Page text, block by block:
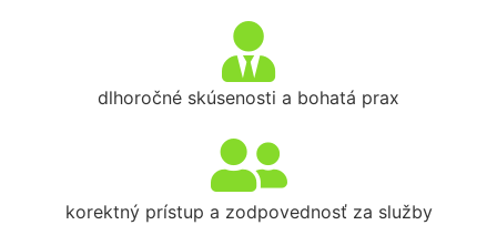
dlhoročné skúsenosti a bohatá prax
korektný prístup a zodpovednosť za služby